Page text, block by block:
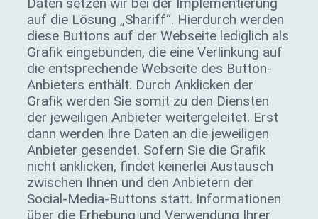
auf die Lösung „Shariff“. Hierdurch werden
diese Buttons auf der Webseite lediglich als
Grafik eingebunden, die eine Verlinkung auf
die entsprechende Webseite des Button-
Anbieters enthält. Durch Anklicken der
Grafik werden Sie somit zu den Diensten
der jeweiligen Anbieter weitergeleitet. Erst
dann werden Ihre Daten an die jeweiligen
Anbieter gesendet. Sofern Sie die Grafik
nicht anklicken, findet keinerlei Austausch
zwischen Ihnen und den Anbietern der
Social-Media-Buttons statt. Informationen
über die Erhebung und Verwendung Ihrer